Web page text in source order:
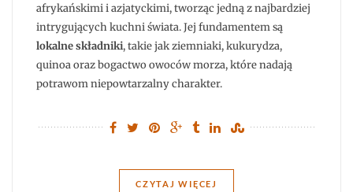
afrykańskimi i azjatyckimi, tworząc jedną z najbardziej
intrygujących kuchni świata. Jej fundamentem są
lokalne składniki, takie jak ziemniaki, kukurydza,
quinoa oraz bogactwo owoców morza, które nadają
potrawom niepowtarzalny charakter.
CZYTAJ WIĘCEJ